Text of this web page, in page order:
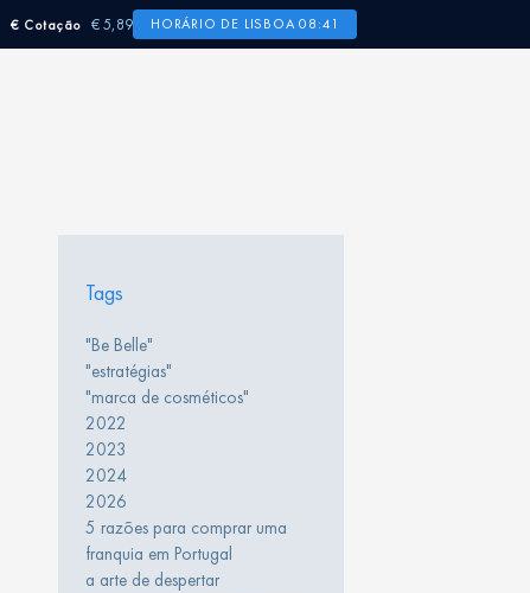
€ Cotação € 5,89 HORÁRIO DE LISBOA 08:41
Tags
"Be Belle"
"estratégias"
"marca de cosméticos"
2022
2023
2024
2026
5 razões para comprar uma
franquia em Portugal
a arte de despertar